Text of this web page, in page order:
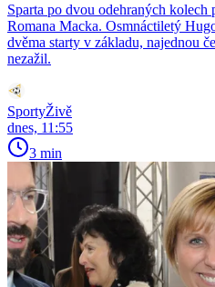
Sparta po dvou odehraných kolech
Romana Macka. Osmnáctiletý
dvěma starty v základu, najednou
nezažil.
SportyŽivě
dnes, 11:55
3 min